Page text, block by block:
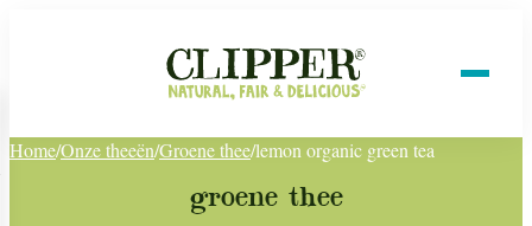
Home/Onze theeën/Groene thee/lemon organic green tea
groene thee